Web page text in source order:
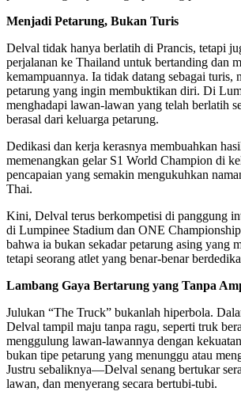
Menjadi Petarung, Bukan Turis
Delval tidak hanya berlatih di Prancis, tetapi
perjalanan ke Thailand untuk bertanding dan
kemampuannya. Ia tidak datang sebagai turis,
petarung yang ingin membuktikan diri. Di
menghadapi lawan-lawan yang telah berlatih
berasal dari keluarga petarung.
Dedikasi dan kerja kerasnya membuahkan
memenangkan gelar S1 World Champion di
pencapaian yang semakin mengukuhkan
Thai.
Kini, Delval terus berkompetisi di panggung
di Lumpinee Stadium dan ONE
bahwa ia bukan sekadar petarung asing yang
tetapi seorang atlet yang benar-benar
Lambang Gaya Bertarung yang Tanpa
Julukan “The Truck” bukanlah hiperbola.
Delval tampil maju tanpa ragu, seperti truk
menggulung lawan-lawannya dengan
bukan tipe petarung yang menunggu atau
Justru sebaliknya—Delval senang bertukar
lawan, dan menyerang secara bertubi-tubi.